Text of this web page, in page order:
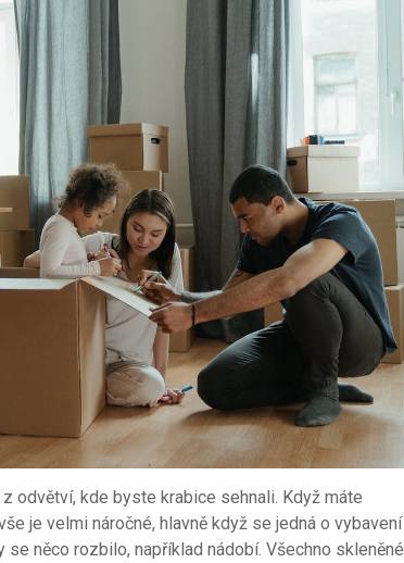
odvětví, kde byste krabice sehnali. Když máte
je velmi náročné, hlavně když se jedná o vybavení
něco rozbilo, například nádobí. Všechno skleněné